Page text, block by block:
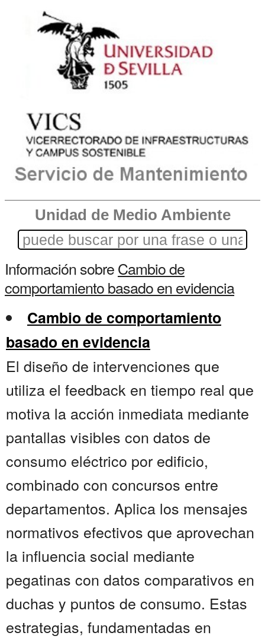
Unidad de Medio Ambiente
Información sobreCambio de
comportamiento basado en evidencia
Cambio de comportamiento
basado en evidencia
El diseño de intervenciones que
utiliza el feedback en tiempo real que
motiva la acción inmediata mediante
pantallas visibles con datos de
consumo eléctrico por edificio,
combinado con concursos entre
departamentos. Aplica los mensajes
normativos efectivos que aprovechan
la influencia social mediante
pegatinas con datos comparativos en
duchas y puntos de consumo. Estas
estrategias, fundamentadas en